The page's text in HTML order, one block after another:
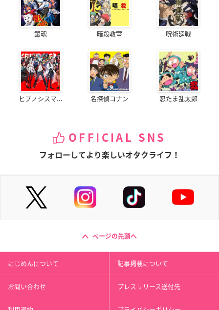
銀魂 暗殺教室 呪術廻戦
ヒプノシスマ... 名探偵コナン 忍たま乱太郎
OFFICIAL SNS
フォローしてより楽しいオタクライフ！
ページの先頭へ
にじめんについて 記事掲載について
お問い合わせ プレスリリース送付先